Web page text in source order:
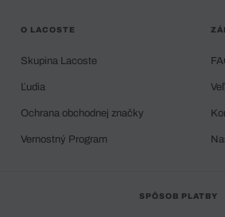
O LACOSTE
Skupina Lacoste
Ľudia
Ochrana obchodnej značky
Vernostný Program
SPÔSOB PLATBY